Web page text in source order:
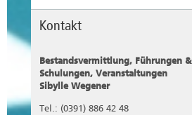
Kontakt
Bestandsvermittlung, Führungen &
Schulungen, Veranstaltungen
Sibylle Wegener
Tel.: (0391) 886 42 48